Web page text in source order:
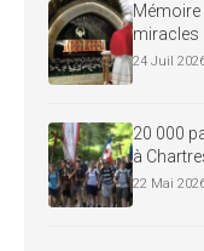
Mémoire
miracles
24 Juil
20 000
à
22 Mai